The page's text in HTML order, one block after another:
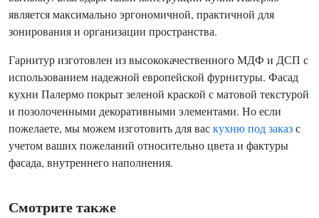
является максимально эргономичной, практичной для
зонирования и организации пространства.
Гарнитур изготовлен из высококачественного МДФ и ДСП с
использованием надежной европейской фурнитуры. Фасад
кухни Палермо покрыт зеленой краской с матовой текстурой
и позолоченными декоративными элементами. Но если
пожелаете, мы можем изготовить для васкухню под заказс
учетом ваших пожеланий относительно цвета и фактуры
фасада, внутреннего наполнения.
Смотрите также